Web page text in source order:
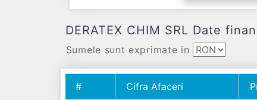
DERATEX CHIM SRL Date
Sumele sunt exprimate in
# Cifra Afaceri